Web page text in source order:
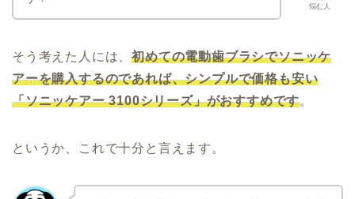
悩む人
そう考えた人には、初めての電動歯ブラシでソニッケ
アーを購入するのであれば、シンプルで価格も安い
「ソニッケアー 3100シリーズ」がおすすめです。
というか、これで十分と言えます。